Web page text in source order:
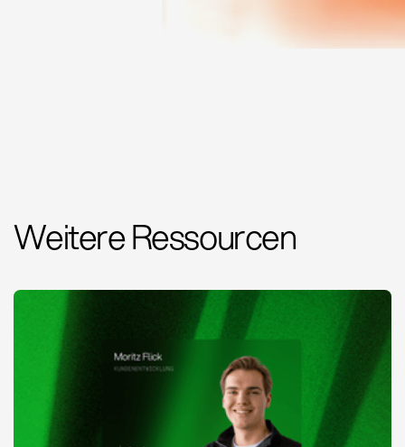
Weitere Ressourcen